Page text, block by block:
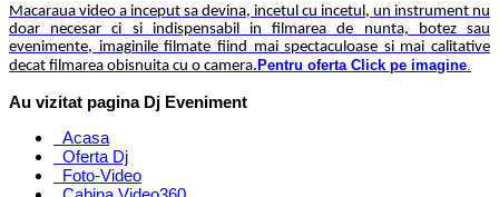
Macaraua video a inceput sa devina, incetul cu incetul, un instrument nu
doar necesar ci si indispensabil in filmarea de nunta, botez sau
evenimente, imaginile filmate fiind mai spectaculoase si mai calitative
decat filmarea obisnuita cu o camera.Pentru oferta Click pe imagine
Au vizitat pagina Dj Eveniment
Acasa
Oferta Dj
Foto-Video